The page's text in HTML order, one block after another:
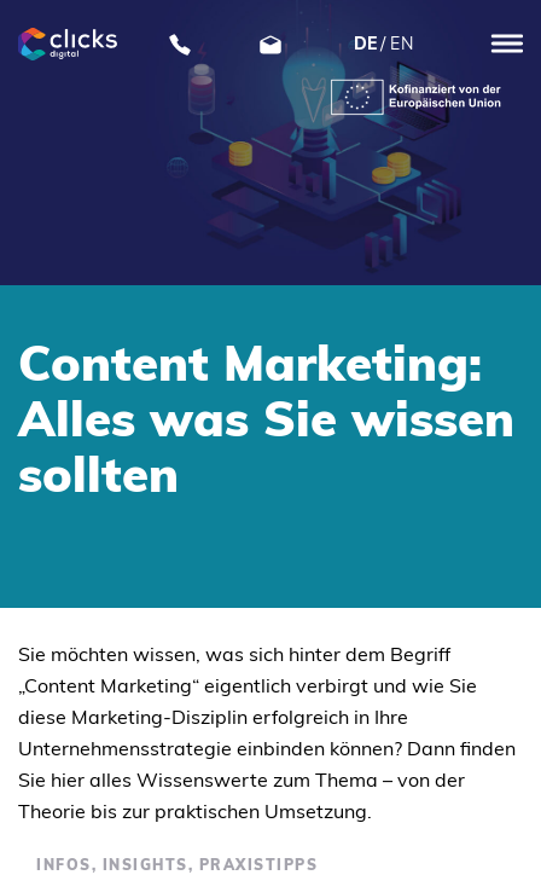
DE EN
Content Marketing:
Alles was Sie wissen
sollten
TO
CONTENT
Sie möchten wissen, was sich hinter dem Begriff
„Content Marketing“ eigentlich verbirgt und wie Sie
diese Marketing-Disziplin erfolgreich in Ihre
Unternehmensstrategie einbinden können? Dann finden
Sie hier alles Wissenswerte zum Thema – von der
Theorie bis zur praktischen Umsetzung.
INFOS, INSIGHTS, PRAXISTIPPS